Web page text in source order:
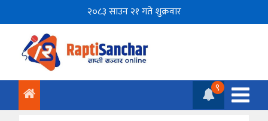
२०८३ साउन २१ गते शुक्रवार
९